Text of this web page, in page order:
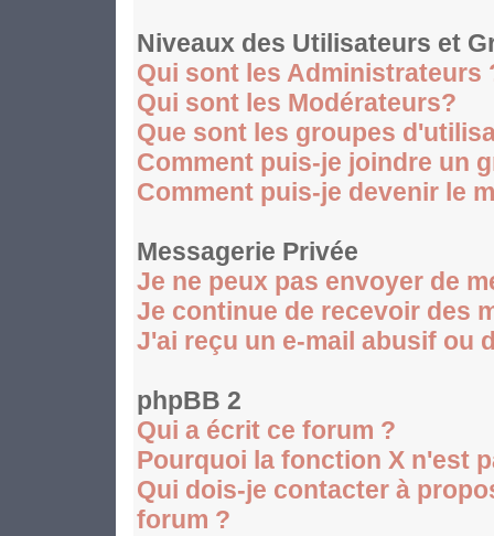
Niveaux des Utilisateurs et
Qui sont les Administrateurs
Qui sont les Modérateurs?
Que sont les groupes
Comment puis-je joindre un
Comment puis-je devenir le
Messagerie Privée
Je ne peux pas envoyer de
Je continue de recevoir des
J'ai reçu un e-mail abusif ou
phpBB 2
Qui a écrit ce forum ?
Pourquoi la fonction X n'est
Qui dois-je contacter à
forum ?